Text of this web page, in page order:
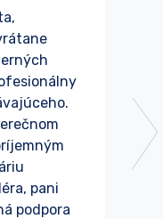
pani
podpora